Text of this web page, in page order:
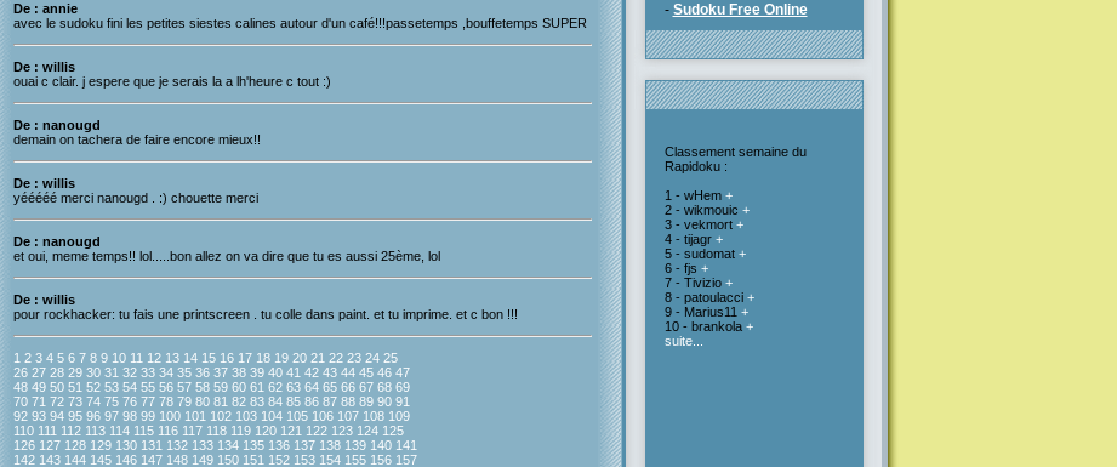
- Sudoku Free Online
Classement semaine du
Rapidoku :
1 - wHem +
2 - wikmouic +
3 - vekmort +
4 - tijagr +
5 - sudomat +
6 - fjs +
7 - Tivizio +
8 - patoulacci +
9 - Marius11 +
10 - brankola +
suite...
De : annie
avec le sudoku fini les petites siestes calines autour d'un café!!!passetemps ,bouffetemps SUPER
De : willis
ouai c clair. j espere que je serais la a lh'heure c tout :)
De : nanougd
demain on tachera de faire encore mieux!!
De : willis
yééééé merci nanougd . :) chouette merci
De : nanougd
et oui, meme temps!! lol.....bon allez on va dire que tu es aussi 25ème, lol
De : willis
pour rockhacker: tu fais une printscreen . tu colle dans paint. et tu imprime. et c bon !!!
1 2 3 4 5 6 7 8 9 10 11 12 13 14 15 16 17 18 19 20 21 22 23 24 25
26 27 28 29 30 31 32 33 34 35 36 37 38 39 40 41 42 43 44 45 46 47
48 49 50 51 52 53 54 55 56 57 58 59 60 61 62 63 64 65 66 67 68 69
70 71 72 73 74 75 76 77 78 79 80 81 82 83 84 85 86 87 88 89 90 91
92 93 94 95 96 97 98 99 100 101 102 103 104 105 106 107 108 109
110 111 112 113 114 115 116 117 118 119 120 121 122 123 124 125
126 127 128 129 130 131 132 133 134 135 136 137 138 139 140 141
142 143 144 145 146 147 148 149 150 151 152 153 154 155 156 157